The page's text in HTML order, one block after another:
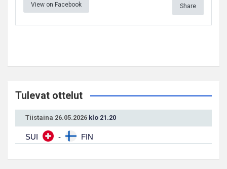
View on Facebook Share
Tulevat ottelut
Tiistaina 26.05.2026 klo 21.20
SUI - FIN